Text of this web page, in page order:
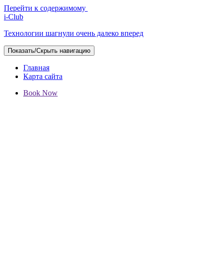
Перейти к содержимому
i-Club
Технологии шагнули очень далеко вперед
Показать/Скрыть навигацию
Главная
Карта сайта
Book Now